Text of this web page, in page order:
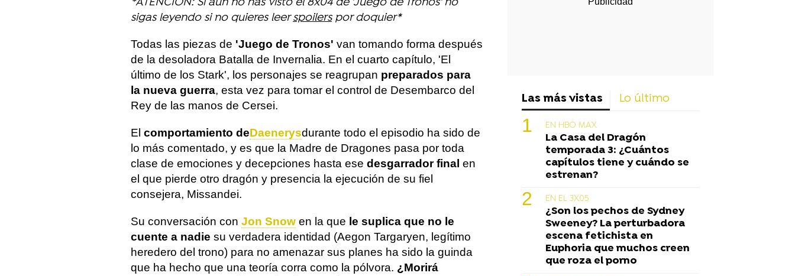
sigas leyendo si no quieres leerspoilerspor doquier*
Todas las piezas de 'Juego de Tronos' van tomando forma después
de la desoladora Batalla de Invernalia. En el cuarto capítulo, 'El
último de los Stark', los personajes se reagrupan preparados para
la nueva guerra, esta vez para tomar el control de Desembarco del
Rey de las manos de Cersei.
El comportamiento deDaenerysdurante todo el episodio ha sido de
lo más comentado, y es que la Madre de Dragones pasa por toda
clase de emociones y decepciones hasta ese desgarrador final en
el que pierde otro dragón y presencia la ejecución de su fiel
consejera, Missandei.
Su conversación con Jon Snow en la que le suplica que no le
cuente a nadie su verdadera identidad (Aegon Targaryen, legítimo
heredero del trono) para no amenazar sus planes ha sido la guinda
que ha hecho que una teoría corra como la pólvora. ¿Morirá
Las más vistas Lo último
EN HBO MAX
La Casa del Dragón
temporada 3: ¿Cuántos
capítulos tiene y cuándo se
estrenan?
EN EL 3X05
¿Son los pechos de Sydney
Sweeney? La perturbadora
escena fetichista en
Euphoria que muchos creen
que roza el porno